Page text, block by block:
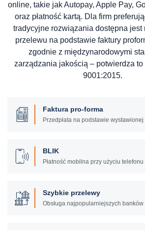
online, takie jak Autopay, Apple Pay,
oraz płatność kartą. Dla firm
tradycyjne rozwiązania dostępna jest
przelewu na podstawie faktury
zgodnie z międzynarodowymi
zarządzania jakością – potwierdza to
9001:2015.
Faktura pro-forma
Przedpłata na podstawie wystawionej
BLIK
Płatność mobilna przy użyciu telefonu
Szybkie przelewy
Obsługa najpopularniejszych banków